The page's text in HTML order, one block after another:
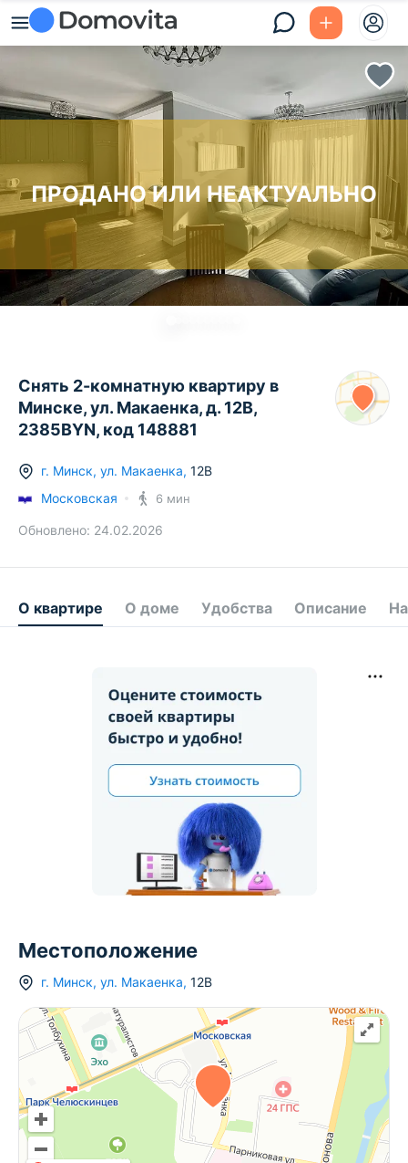
ПРОДАНО ИЛИ НЕАКТУАЛЬНО
Снять 2-комнатную квартиру в
Минске, ул. Макаенка, д. 12В,
2385BYN, код 148881
г. Минск, ул. Макаенка, 12В
Московская
6 мин
Обновлено: 24.02.2026
О квартире О доме Удобства Описание
Местоположение
г. Минск, ул. Макаенка, 12В